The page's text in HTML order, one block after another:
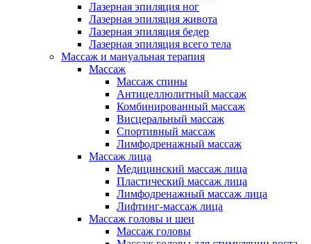
Лазерная эпиляция ног
Лазерная эпиляция живота
Лазерная эпиляция бедер
Лазерная эпиляция всего тела
Массаж и мануальная терапия
Массаж
Массаж спины
Антицеллюлитный массаж
Комбинированный массаж
Висцеральный массаж
Спортивный массаж
Лимфодренажный массаж
Массаж лица
Медицинский массаж лица
Пластический массаж лица
Лимфодренажный массаж лица
Лифтинг-массаж лица
Массаж головы и шеи
Массаж головы